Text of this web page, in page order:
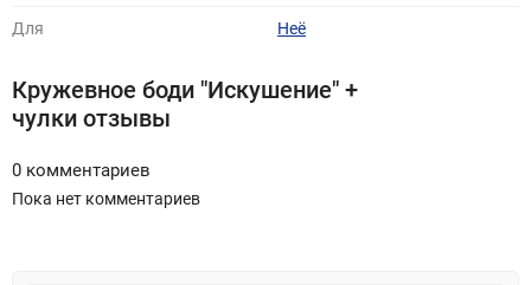
Для Неё
Кружевное боди "Искушение" +
чулки отзывы
0 комментариев
Пока нет комментариев